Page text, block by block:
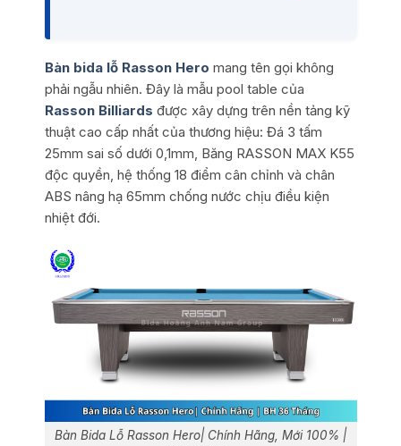
Bàn bida lỗ Rasson Hero mang tên gọi không
phải ngẫu nhiên. Đây là mẫu pool table của
Rasson Billiards được xây dựng trên nền tảng kỹ
thuật cao cấp nhất của thương hiệu: Đá 3 tấm
25mm sai số dưới 0,1mm, Băng RASSON MAX K55
độc quyền, hệ thống 18 điểm cân chỉnh và chân
ABS nâng hạ 65mm chống nước chịu điều kiện
nhiệt đới.
Bàn Bida Lỗ Rasson Hero| Chính Hãng, Mới 100% |